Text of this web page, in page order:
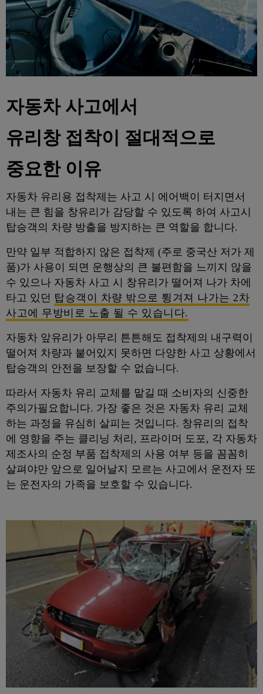
자동차 사고에서
유리창 접착이 절대적으로
중요한 이유
자동차 유리용 접착제는 사고 시 에어백이 터지면서
내는 큰 힘을 창유리가 감당할 수 있도록 하여 사고시
탑승객의 차량 방출을 방지하는 큰 역할을 합니다.
만약 일부 적합하지 않은 접착제 (주로 중국산 저가 제
품)가 사용이 되면 운행상의 큰 불편함을 느끼지 않을
수 있으나 자동차 사고 시 창유리가 떨어져 나가 차에
타고 있던 탑승객이 차량 밖으로 튕겨져 나가는 2차
사고에 무방비로 노출 될 수 있습니다.
자동차 앞유리가 아무리 튼튼해도 접착제의 내구력이
떨어져 차량과 붙어있지 못하면 다양한 사고 상황에서
탑승객의 안전을 보장할 수 없습니다.
따라서 자동차 유리 교체를 맡길 때 소비자의 신중한
주의가필요합니다. 가장 좋은 것은 자동차 유리 교체
하는 과정을 유심히 살피는 것입니다. 창유리의 접착
에 영향을 주는 클리닝 처리, 프라이머 도포, 각 자동차
제조사의 순정 부품 접착제의 사용 여부 등을 꼼꼼히
살펴야만 앞으로 일어날지 모르는 사고에서 운전자 또
는 운전자의 가족을 보호할 수 있습니다.